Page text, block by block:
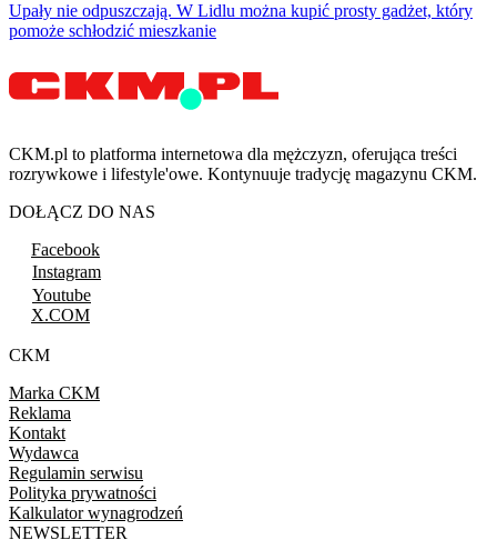
Upały nie odpuszczają. W Lidlu można kupić prosty gadżet, który
pomoże schłodzić mieszkanie
CKM.pl to platforma internetowa dla mężczyzn, oferująca treści
rozrywkowe i lifestyle'owe. Kontynuuje tradycję magazynu CKM.
DOŁĄCZ DO NAS
Facebook
Instagram
Youtube
X.COM
CKM
Marka CKM
Reklama
Kontakt
Wydawca
Regulamin serwisu
Polityka prywatności
Kalkulator wynagrodzeń
NEWSLETTER